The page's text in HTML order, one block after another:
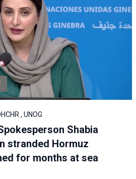
, UNOG
Shabia
stranded Hormuz
for months at sea